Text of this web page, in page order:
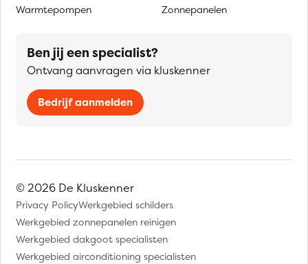
Warmtepompen
Zonnepanelen
Ben jij een specialist?
Ontvang aanvragen via kluskenner
Bedrijf aanmelden
© 2026 De Kluskenner
Privacy PolicyWerkgebied schilders
Werkgebied zonnepanelen reinigen
Werkgebied dakgoot specialisten
Werkgebied airconditioning specialisten